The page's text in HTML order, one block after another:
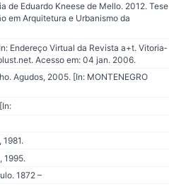
de Eduardo Kneese de Mello. 2012. Tese
em Arquitetura e Urbanismo da
Endereço Virtual da Revista a+t. Vitoria‐
Acesso em: 04 jan. 2006.
Agudos, 2005. [In: MONTENEGRO
1995.
1872 –